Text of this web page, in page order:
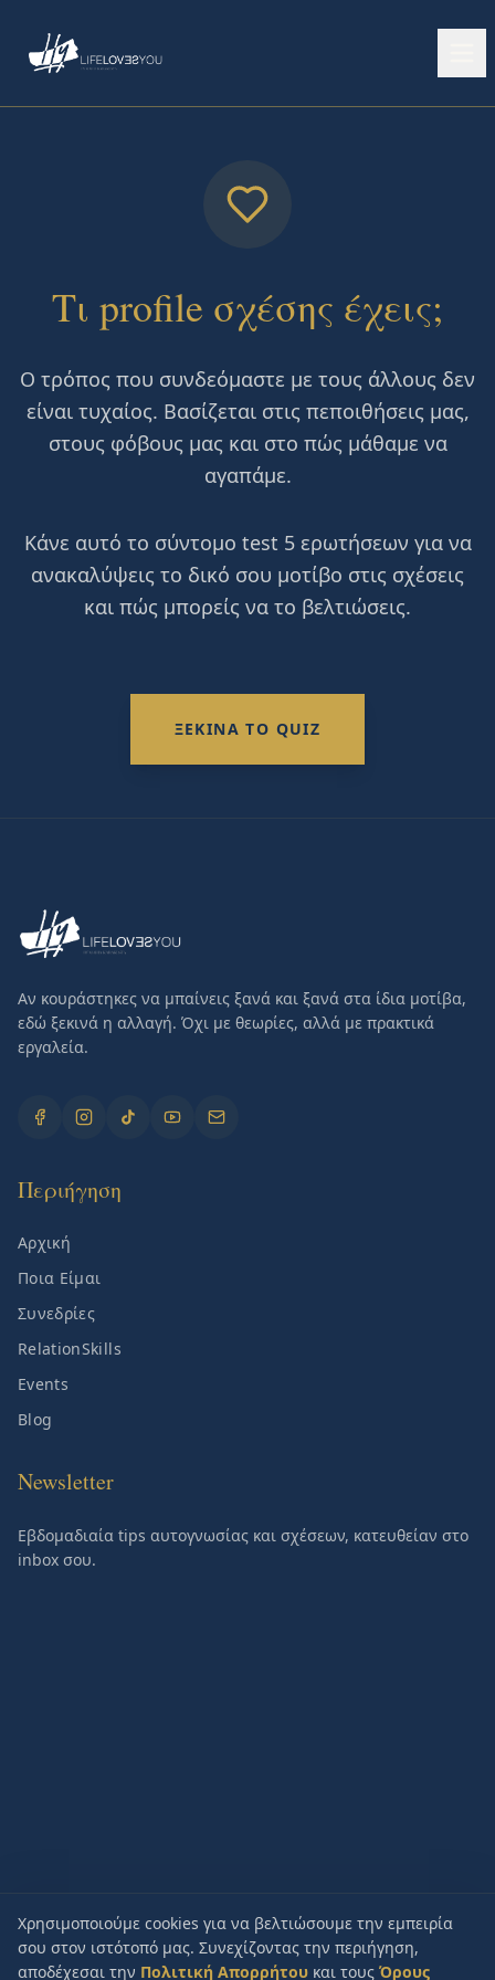
Χρησιμοποιούμε cookies για να βελτιώσουμε την εμπειρία
σου στον ιστότοπό μας. Συνεχίζοντας την περιήγηση,
αποδέχεσαι την Πολιτική Απορρήτου και τους Όρους
Τι profile σχέσης έχεις;
Ο τρόπος που συνδεόμαστε με τους άλλους δεν
είναι τυχαίος. Βασίζεται στις πεποιθήσεις μας,
στους φόβους μας και στο πώς μάθαμε να
αγαπάμε.
Κάνε αυτό το σύντομο test 5 ερωτήσεων για να
ανακαλύψεις το δικό σου μοτίβο στις σχέσεις
και πώς μπορείς να το βελτιώσεις.
ΞΕΚΙΝΑ ΤΟ QUIZ
Αν κουράστηκες να μπαίνεις ξανά και ξανά στα ίδια μοτίβα,
εδώ ξεκινά η αλλαγή. Όχι με θεωρίες, αλλά με πρακτικά
εργαλεία.
Περιήγηση
Αρχική
Ποια Είμαι
Συνεδρίες
RelationSkills
Events
Blog
Newsletter
Εβδομαδιαία tips αυτογνωσίας και σχέσεων, κατευθείαν στο
inbox σου.